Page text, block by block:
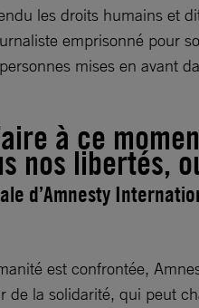
les droits humains et
emprisonné pour
mises en avant
à ce
nos libertés,
d’Amnesty
est confrontée,
de la solidarité, qui peut